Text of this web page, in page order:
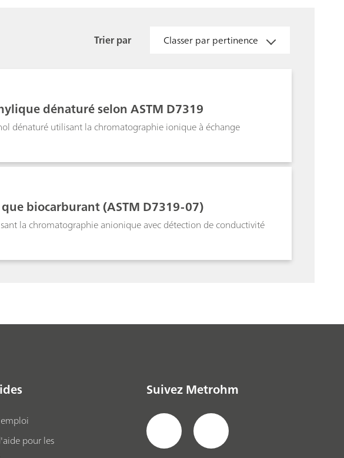
Trier par Classer par pertinence
dénaturé selon ASTM D7319
dénaturé utilisant la chromatographie ionique à échange
biocarburant (ASTM D7319-07)
la chromatographie anionique avec détection de conductivité
pour les
Suivez Metrohm